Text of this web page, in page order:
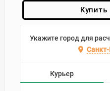
Купить
Укажите город для
Курьер